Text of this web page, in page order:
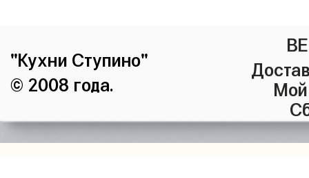
"Кухни Ступино"
© 2008 года.